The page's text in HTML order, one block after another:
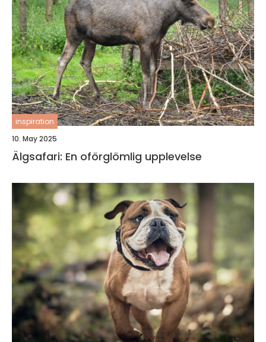
inspiration
10. May 2025
Älgsafari: En oförglömlig upplevelse